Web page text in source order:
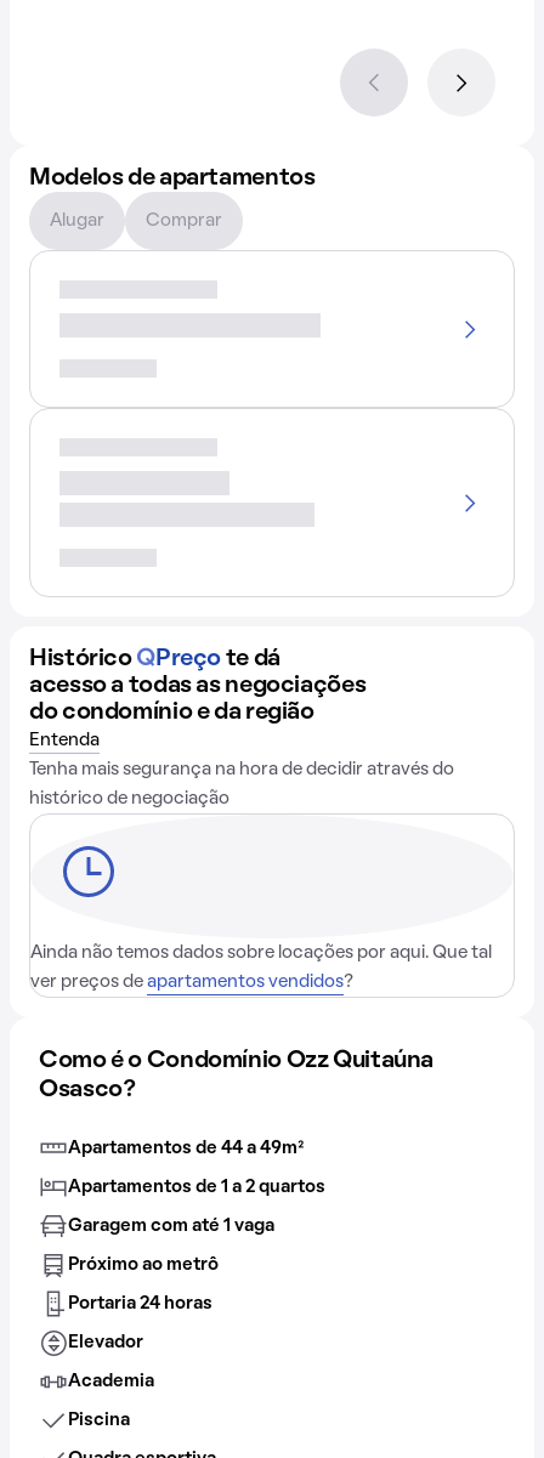
Modelos de apartamentos
Alugar Comprar
Histórico QPreço te dá
acesso a todas as negociações
do condomínio e da região
Entenda
Tenha mais segurança na hora de decidir através do
histórico de negociação
Ainda não temos dados sobre locações por aqui. Que tal
ver preços de apartamentos vendidos?
Como é o Condomínio Ozz Quitaúna
Osasco?
Apartamentos de 44 a 49m²
Apartamentos de 1 a 2 quartos
Garagem com até 1 vaga
Próximo ao metrô
Portaria 24 horas
Elevador
Academia
Piscina